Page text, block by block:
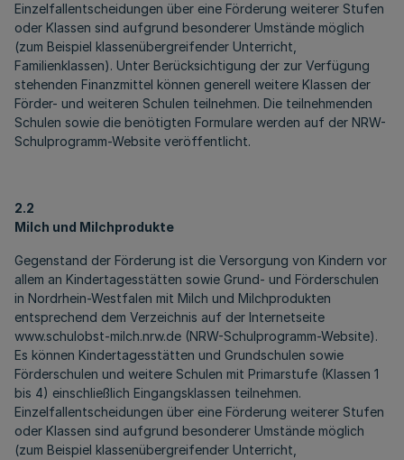
Einzelfallentscheidungen über eine Förderung weiterer Stufen
oder Klassen sind aufgrund besonderer Umstände möglich
(zum Beispiel klassenübergreifender Unterricht,
Familienklassen). Unter Berücksichtigung der zur Verfügung
stehenden Finanzmittel können generell weitere Klassen der
Förder- und weiteren Schulen teilnehmen. Die teilnehmenden
Schulen sowie die benötigten Formulare werden auf der NRW-
Schulprogramm-Website veröffentlicht.
2.2
Milch und Milchprodukte
Gegenstand der Förderung ist die Versorgung von Kindern vor
allem an Kindertagesstätten sowie Grund- und Förderschulen
in Nordrhein-Westfalen mit Milch und Milchprodukten
entsprechend dem Verzeichnis auf der Internetseite
www.schulobst-milch.nrw.de (NRW-Schulprogramm-Website).
Es können Kindertagesstätten und Grundschulen sowie
Förderschulen und weitere Schulen mit Primarstufe (Klassen 1
bis 4) einschließlich Eingangsklassen teilnehmen.
Einzelfallentscheidungen über eine Förderung weiterer Stufen
oder Klassen sind aufgrund besonderer Umstände möglich
(zum Beispiel klassenübergreifender Unterricht,